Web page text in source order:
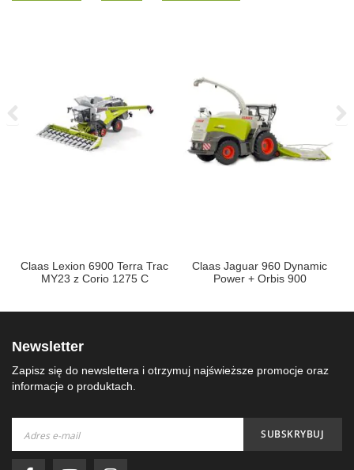
Claas Lexion 6900 Terra Trac
MY23 z Corio 1275 C
Claas Jaguar 960 Dynamic
Power + Orbis 900
Newsletter
Zapisz się do newslettera i otrzymuj najświeższe promocje oraz
informacje o produktach.
nasz
newsletter:
SUBSKRYBUJ